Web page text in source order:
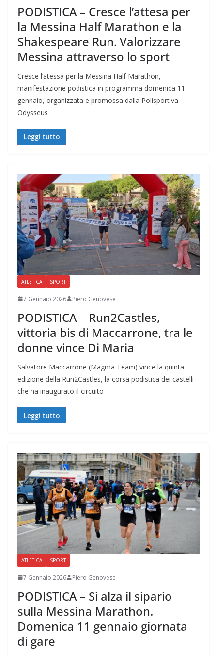
PODISTICA – Cresce l’attesa per
la Messina Half Marathon e la
Shakespeare Run. Valorizzare
Messina attraverso lo sport
Cresce l’atessa per la Messina Half Marathon,
manifestazione podistica in programma domenica 11
gennaio, organizzata e promossa dalla Polisportiva
Odysseus
Leggi tutto
ATLETICA SPORT
7 Gennaio 2026 Piero Genovese
PODISTICA – Run2Castles,
vittoria bis di Maccarrone, tra le
donne vince Di Maria
Salvatore Maccarrone (Magma Team) vince la quinta
edizione della Run2Castles, la corsa podistica dei castelli
che ha inaugurato il circuito
Leggi tutto
ATLETICA SPORT
7 Gennaio 2026 Piero Genovese
PODISTICA – Si alza il sipario
sulla Messina Marathon.
Domenica 11 gennaio giornata
di gare